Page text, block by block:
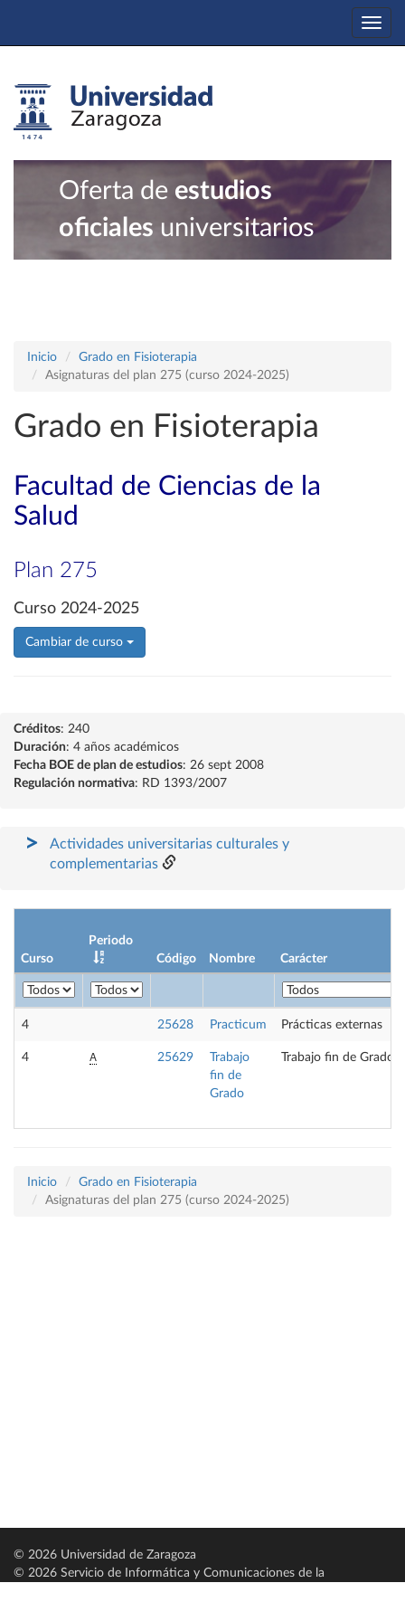
Oferta de estudios
oficiales universitarios
Inicio
Grado en Fisioterapia
Asignaturas del plan 275 (curso 2024-2025)
Grado en Fisioterapia
Facultad de Ciencias de la
Salud
Plan 275
Curso 2024-2025
Cambiar de curso
Créditos: 240
Duración: 4 años académicos
Fecha BOE de plan de estudios: 26 sept 2008
Regulación normativa: RD 1393/2007
Actividades universitarias culturales y
complementarias
Curso
Periodo
Código
Nombre Carácter
4 25628 Practicum Prácticas externas
4 A 25629
Trabajo
fin de
Grado
Trabajo fin de Grado
Inicio
Grado en Fisioterapia
Asignaturas del plan 275 (curso 2024-2025)
© 2026 Universidad de Zaragoza
© 2026 Servicio de Informática y Comunicaciones de la